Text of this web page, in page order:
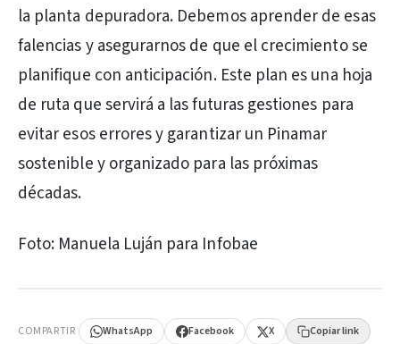
la planta depuradora. Debemos aprender de esas
falencias y asegurarnos de que el crecimiento se
planifique con anticipación. Este plan es una hoja
de ruta que servirá a las futuras gestiones para
evitar esos errores y garantizar un Pinamar
sostenible y organizado para las próximas
décadas.
Foto: Manuela Luján para Infobae
COMPARTIR WhatsApp Facebook X Copiar link